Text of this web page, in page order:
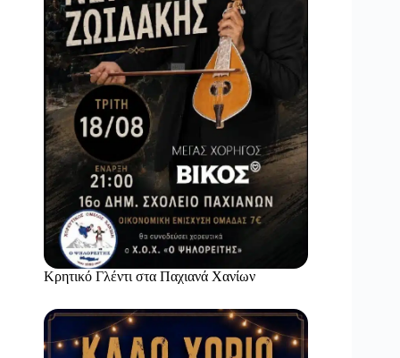
Κρητικό Γλέντι στα Παχιανά Χανίων